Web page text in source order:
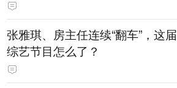
张雅琪、房主任连续“翻车”，这届
综艺节目怎么了？